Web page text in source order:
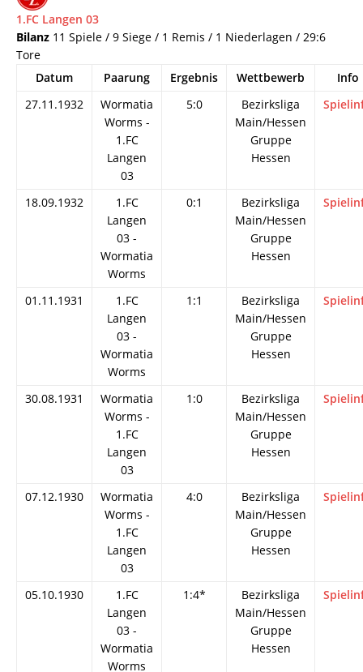
1.FC Langen 03
Bilanz 11 Spiele / 9 Siege / 1 Remis / 1 Niederlagen / 29:6
Tore
Datum
Paarung Ergebnis Wettbewerb
Info
27.11.1932
Wormatia
Worms -
1.FC
Langen
03
5:0
Bezirksliga
Main/Hessen
Gruppe
Hessen
18.09.1932
1.FC
Langen
03 -
Wormatia
Worms
0:1
Bezirksliga
Main/Hessen
Gruppe
Hessen
01.11.1931
1.FC
Langen
03 -
Wormatia
Worms
1:1
Bezirksliga
Main/Hessen
Gruppe
Hessen
30.08.1931
Wormatia
Worms -
1.FC
Langen
03
1:0
Bezirksliga
Main/Hessen
Gruppe
Hessen
07.12.1930
Wormatia
Worms -
1.FC
Langen
03
4:0
Bezirksliga
Main/Hessen
Gruppe
Hessen
05.10.1930
1.FC
Langen
03 -
Wormatia
Worms
1:4*
Bezirksliga
Main/Hessen
Gruppe
Hessen